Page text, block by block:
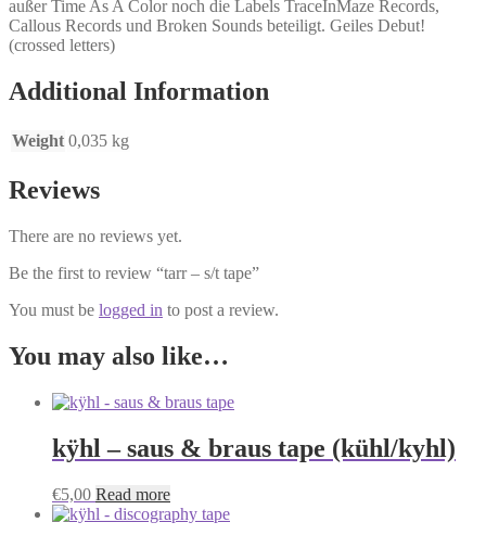
außer Time As A Color noch die Labels TraceInMaze Records,
Callous Records und Broken Sounds beteiligt. Geiles Debut!
(crossed letters)
Additional Information
Weight 0,035 kg
Reviews
There are no reviews yet.
Be the first to review “tarr – s/t tape”
You must be logged in to post a review.
You may also like…
kÿhl – saus & braus tape (kühl/kyhl)
€5,00 Read more